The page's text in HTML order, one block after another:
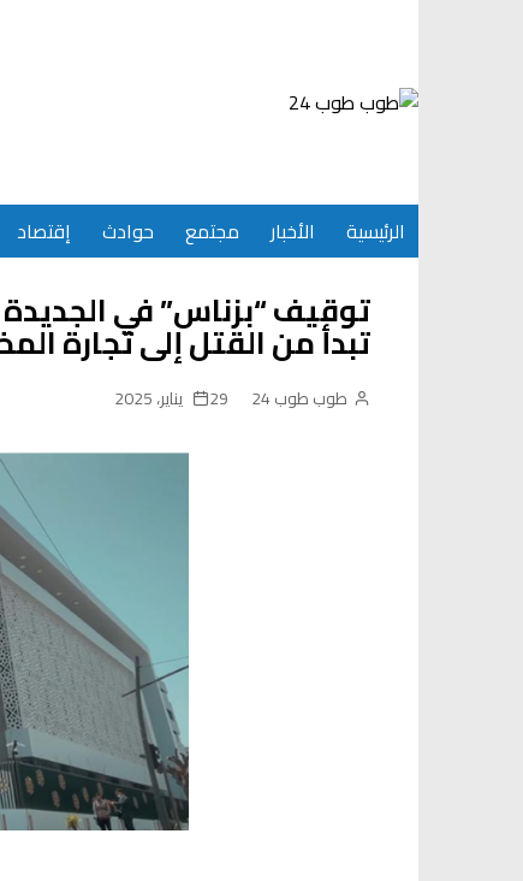
الرئيسية الأخبار مجتمع حوادث إقتصاد
تبدأ من القتل إلى تجارة
طوب طوب 24 29 يناير، 2025